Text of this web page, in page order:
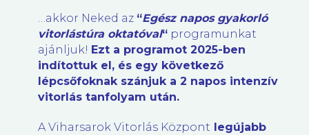
…akkor Neked az “Egész napos gyakorló
vitorlástúra oktatóval“ programunkat
ajánljuk! Ezt a programot 2025-ben
indítottuk el, és egy következő
lépcsőfoknak szánjuk a 2 napos intenzív
vitorlás tanfolyam után.
A Viharsarok Vitorlás Központ legújabb